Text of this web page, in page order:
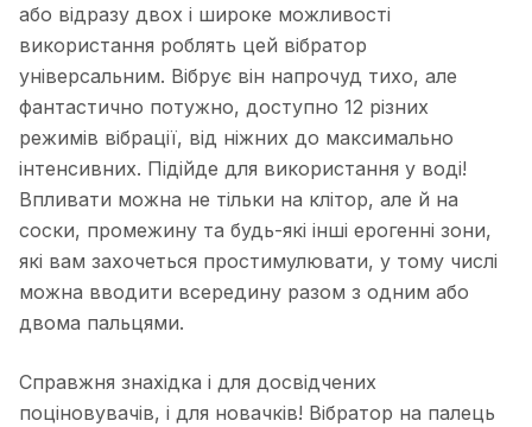
або відразу двох і широке можливості
використання роблять цей вібратор
універсальним. Вібрує він напрочуд тихо, але
фантастично потужно, доступно 12 різних
режимів вібрації, від ніжних до максимально
інтенсивних. Підійде для використання у воді!
Впливати можна не тільки на клітор, але й на
соски, промежину та будь-які інші ерогенні зони,
які вам захочеться простимулювати, у тому числі
можна вводити всередину разом з одним або
двома пальцями.
Справжня знахідка і для досвідчених
поціновувачів, і для новачків! Вібратор на палець